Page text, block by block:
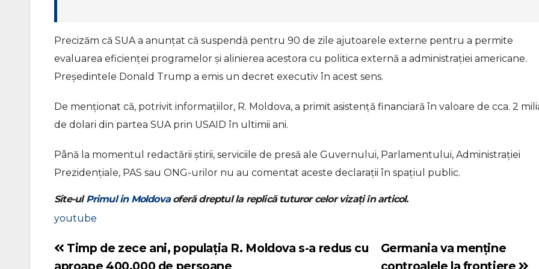
Precizăm că SUA a anunțat că suspendă pentru 90 de zile ajutoarele externe pentru a permite
evaluarea eficienței programelor și alinierea acestora cu politica externă a administrației americane.
Președintele Donald Trump a emis un decret executiv în acest sens.
De menționat că, potrivit informațiilor, R. Moldova, a primit asistență financiară în valoare de cca. 2
de dolari din partea SUA prin USAID în ultimii ani.
Până la momentul redactării știrii, serviciile de presă ale Guvernului, Parlamentului, Administrației
Prezidențiale, PAS sau ONG-urilor nu au comentat aceste declarații în spațiul public.
Site-ulPrimul in Moldovaoferă dreptul la replică tuturor celor vizați în articol.
youtube
Navigare
Germania va menține
controalele la frontiere
Timp de zece ani, populația R. Moldova s-a redus cu
aproape 400.000 de persoane